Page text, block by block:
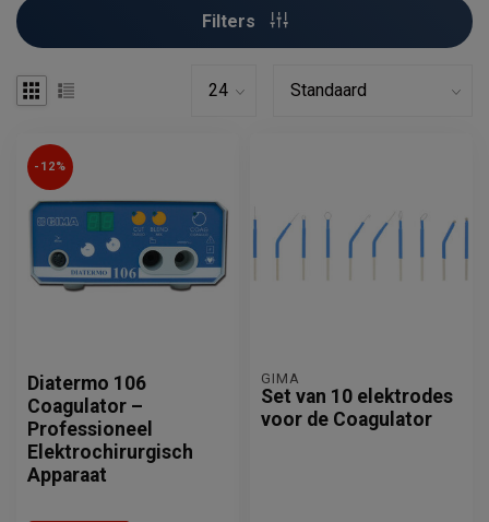
Filters
-12%
Diatermo 106
Coagulator –
Professioneel
Elektrochirurgisch
Apparaat
GIMA
Set van 10 elektrodes
voor de Coagulator